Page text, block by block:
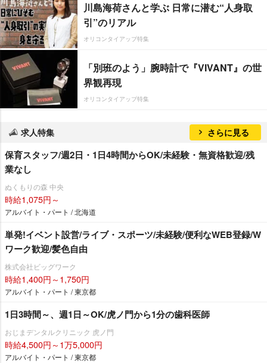
川島海荷さんと学ぶ 日常に潜む“人身取
引”のリアル
オリコンタイアップ特集
「別班のよう」腕時計で『VIVANT』の世
界観再現
オリコンタイアップ特集
求人特集 さらに見る
保育スタッフ/週2日・1日4時間からOK/未経験・無資格歓迎/残
業なし
ぬくもりの森 中央
時給1,075円～
アルバイト・パート / 北海道
単発!イベント設営/ライブ・スポーツ/未経験/便利なWEB登録/W
ワーク歓迎/髪色自由
株式会社ビッグワーク
時給1,400円～1,750円
アルバイト・パート / 東京都
1日3時間～、週1日～OK/虎ノ門から1分の歯科医師
おじまデンタルクリニック 虎ノ門
時給4,500円～1万5,000円
アルバイト・パート / 東京都